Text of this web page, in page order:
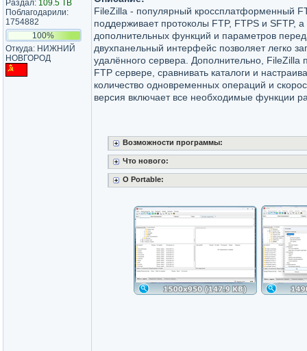
Раздал: 109.5 TB
Поблагодарили:
1754882
100%
Откуда: НИЖНИЙ
НОВГОРОД
FileZilla - популярный кроссплатформенный
поддерживает протоколы FTP, FTPS и SFTP,
дополнительных функций и параметров
двухпанельный интерфейс позволяет легко
удалённого сервера. Дополнительно, FileZilla
FTP сервере, сравнивать каталоги и
количество одновременных операций и
версия включает все необходимые функции
Возможности программы:
Что нового:
О Portable: